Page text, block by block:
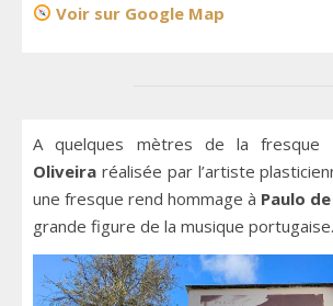
Voir sur Google Map
A quelques mètres de la fresque
Oliveira réalisée par l’artiste
une fresque rend hommage à Paulo
grande figure de la musique portugaise.